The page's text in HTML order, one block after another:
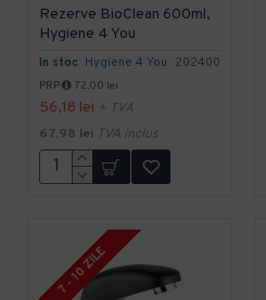
In stoc Hygiene 4 You 202400
Rezerve BioClean 600ml,
Hygiene 4 You
PRP 72,00 lei
56,18 lei + TVA
67,98 lei TVA inclus
7 - 10 ZILE